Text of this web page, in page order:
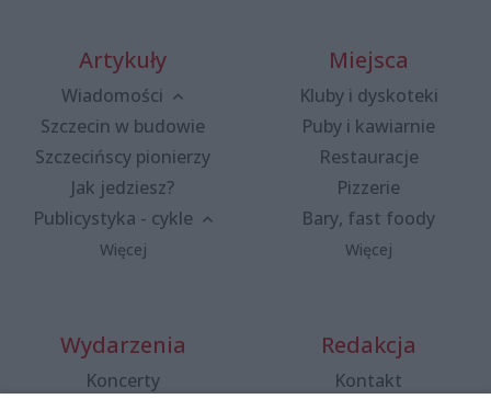
Artykuły
Wiadomości
Szczecin w budowie
Szczecińscy pionierzy
Jak jedziesz?
Publicystyka - cykle
Więcej
Miejsca
Kluby i dyskoteki
Puby i kawiarnie
Restauracje
Pizzerie
Bary, fast foody
Więcej
Wydarzenia
Koncerty
Redakcja
Kontakt